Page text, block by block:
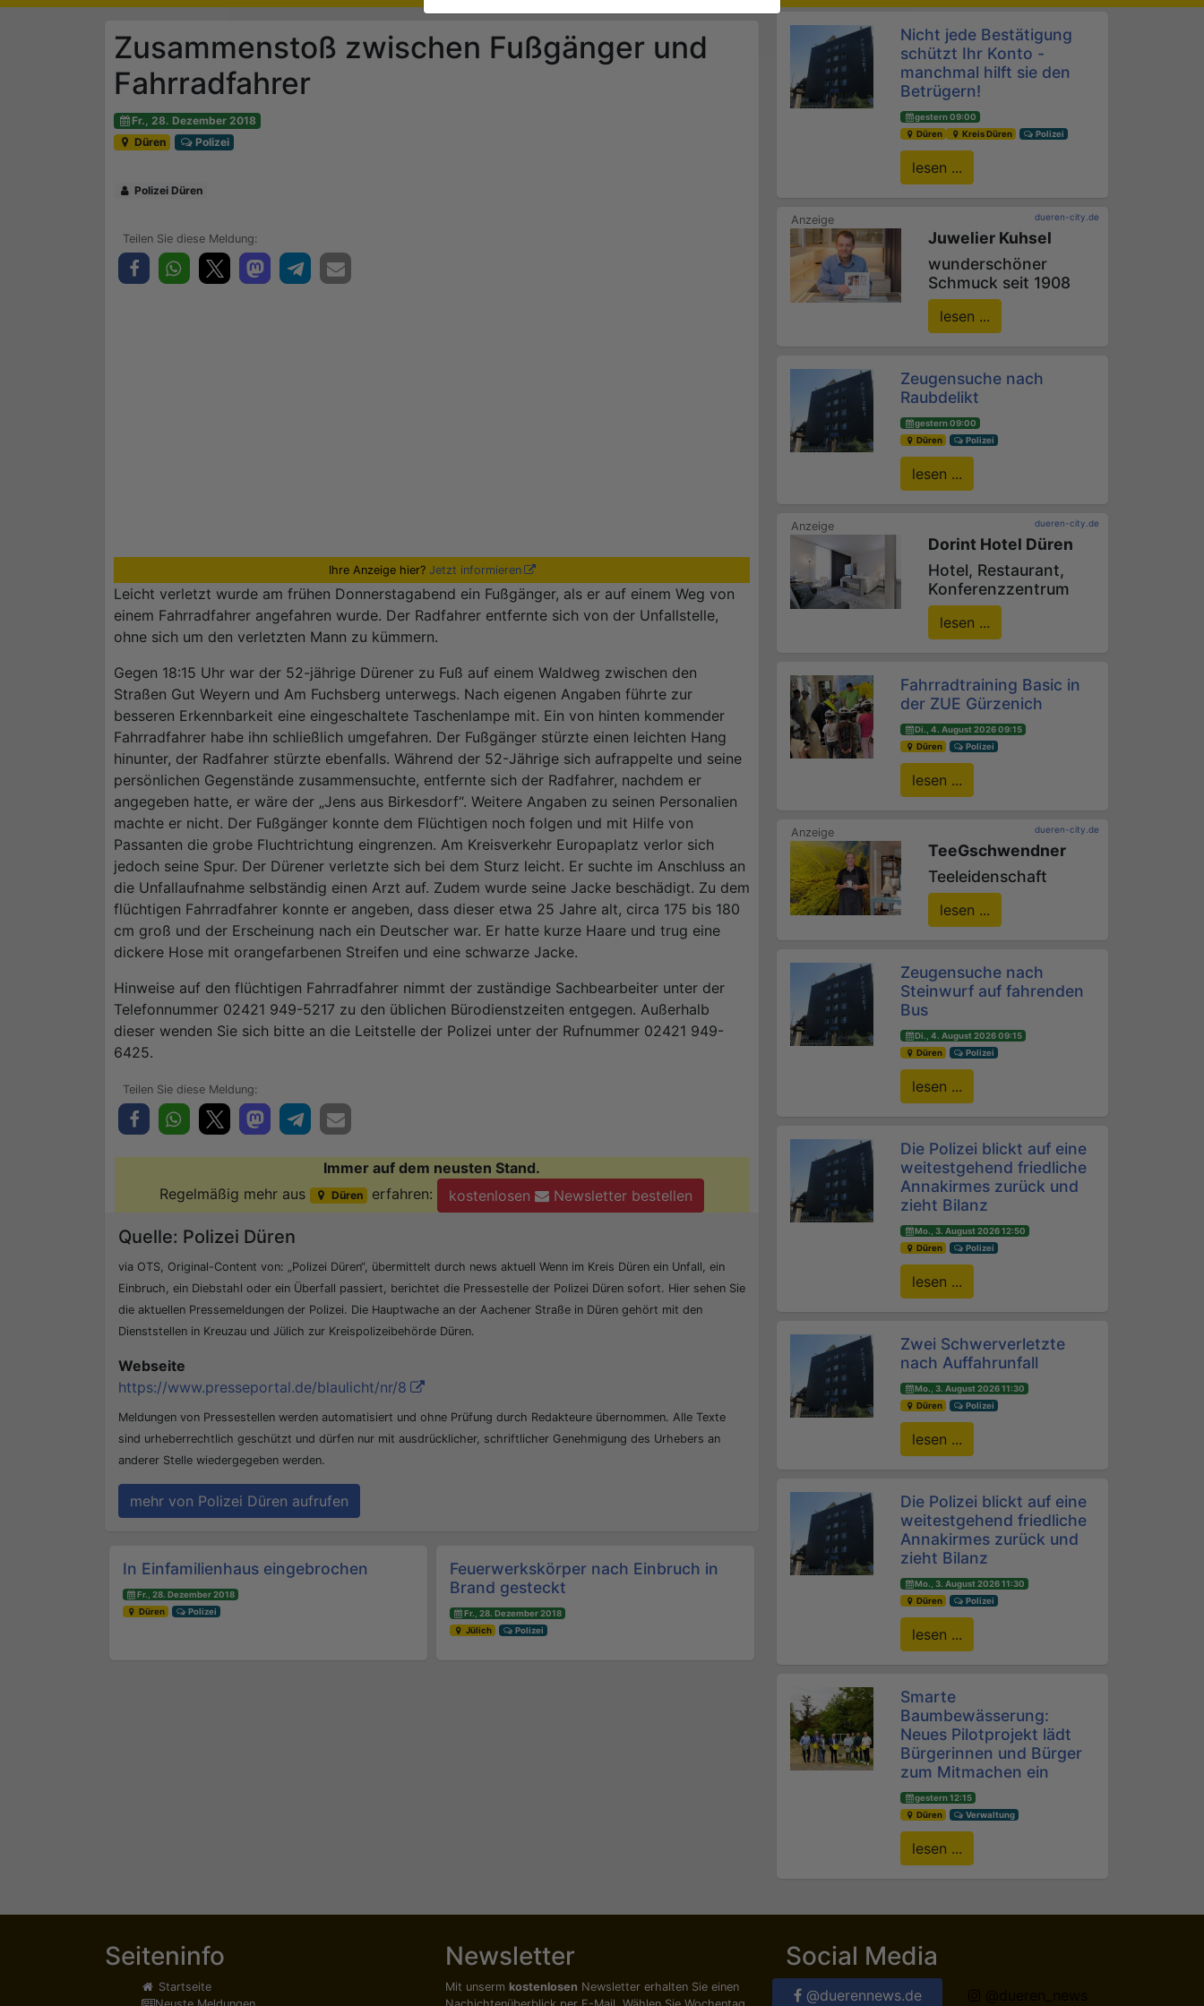
Zusammenstoß zwischen Fußgänger und
Fahrradfahrer
Fr., 28. Dezember 2018
Düren
Polizei
Polizei Düren
Ihre Anzeige hier? Jetzt informieren
Leicht verletzt wurde am frühen Donnerstagabend ein Fußgänger, als er auf einem Weg von
einem Fahrradfahrer angefahren wurde. Der Radfahrer entfernte sich von der Unfallstelle,
ohne sich um den verletzten Mann zu kümmern.
Gegen 18:15 Uhr war der 52-jährige Dürener zu Fuß auf einem Waldweg zwischen den
Straßen Gut Weyern und Am Fuchsberg unterwegs. Nach eigenen Angaben führte zur
besseren Erkennbarkeit eine eingeschaltete Taschenlampe mit. Ein von hinten kommender
Fahrradfahrer habe ihn schließlich umgefahren. Der Fußgänger stürzte einen leichten Hang
hinunter, der Radfahrer stürzte ebenfalls. Während der 52-Jährige sich aufrappelte und seine
persönlichen Gegenstände zusammensuchte, entfernte sich der Radfahrer, nachdem er
angegeben hatte, er wäre der „Jens aus Birkesdorf“. Weitere Angaben zu seinen Personalien
machte er nicht. Der Fußgänger konnte dem Flüchtigen noch folgen und mit Hilfe von
Passanten die grobe Fluchtrichtung eingrenzen. Am Kreisverkehr Europaplatz verlor sich
jedoch seine Spur. Der Dürener verletzte sich bei dem Sturz leicht. Er suchte im Anschluss an
die Unfallaufnahme selbständig einen Arzt auf. Zudem wurde seine Jacke beschädigt. Zu dem
flüchtigen Fahrradfahrer konnte er angeben, dass dieser etwa 25 Jahre alt, circa 175 bis 180
cm groß und der Erscheinung nach ein Deutscher war. Er hatte kurze Haare und trug eine
dickere Hose mit orangefarbenen Streifen und eine schwarze Jacke.
Hinweise auf den flüchtigen Fahrradfahrer nimmt der zuständige Sachbearbeiter unter der
Telefonnummer 02421 949-5217 zu den üblichen Bürodienstzeiten entgegen. Außerhalb
dieser wenden Sie sich bitte an die Leitstelle der Polizei unter der Rufnummer 02421 949-
6425.
Immer auf dem neusten Stand.
Regelmäßig mehr aus
Düren erfahren: kostenlosen Newsletter bestellen
Quelle: Polizei Düren
via OTS, Original-Content von: „Polizei Düren“, übermittelt durch news aktuell Wenn im Kreis Düren ein Unfall, ein
Einbruch, ein Diebstahl oder ein Überfall passiert, berichtet die Pressestelle der Polizei Düren sofort. Hier sehen Sie
die aktuellen Pressemeldungen der Polizei. Die Hauptwache an der Aachener Straße in Düren gehört mit den
Dienststellen in Kreuzau und Jülich zur Kreispolizeibehörde Düren.
Webseite
https://www.presseportal.de/blaulicht/nr/8
Meldungen von Pressestellen werden automatisiert und ohne Prüfung durch Redakteure übernommen. Alle Texte
sind urheberrechtlich geschützt und dürfen nur mit ausdrücklicher, schriftlicher Genehmigung des Urhebers an
anderer Stelle wiedergegeben werden.
mehr von Polizei Düren aufrufen
Beitrags-Navigation
In Einfamilienhaus eingebrochen
Fr., 28. Dezember 2018
Düren
Polizei
Feuerwerkskörper nach Einbruch in
Brand gesteckt
Fr., 28. Dezember 2018
Jülich
Polizei
Nicht jede Bestätigung
schützt Ihr Konto -
manchmal hilft sie den
Betrügern!
gestern 09:00
Düren
Kreis Düren Polizei
lesen ...
dueren-city.de
Juwelier Kuhsel
wunderschöner
Schmuck seit 1908
lesen ...
Zeugensuche nach
Raubdelikt
gestern 09:00
Düren
Polizei
lesen ...
dueren-city.de
Dorint Hotel Düren
Hotel, Restaurant,
Konferenzzentrum
lesen ...
Fahrradtraining Basic in
der ZUE Gürzenich
Di., 4. August 2026 09:15
Düren
Polizei
lesen ...
dueren-city.de
TeeGschwendner
Teeleidenschaft
lesen ...
Zeugensuche nach
Steinwurf auf fahrenden
Bus
Di., 4. August 2026 09:15
Düren
Polizei
lesen ...
Die Polizei blickt auf eine
weitestgehend friedliche
Annakirmes zurück und
zieht Bilanz
Mo., 3. August 2026 12:50
Düren
Polizei
lesen ...
Zwei Schwerverletzte
nach Auffahrunfall
Mo., 3. August 2026 11:30
Düren
Polizei
lesen ...
Die Polizei blickt auf eine
weitestgehend friedliche
Annakirmes zurück und
zieht Bilanz
Mo., 3. August 2026 11:30
Düren
Polizei
lesen ...
Smarte
Baumbewässerung:
Neues Pilotprojekt lädt
Bürgerinnen und Bürger
zum Mitmachen ein
gestern 12:15
Düren
Verwaltung
lesen ...
Seiteninfo
Startseite
Newsletter
Mit unserm kostenlosen Newsletter erhalten Sie einen
Social Media
@duerennews.de